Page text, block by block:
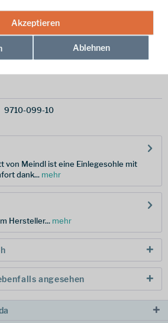
1-3 Werktage
Warenkorb
9710-099-10
von Meindl ist eine Einlegesohle mit
dank... mehr
Hersteller... mehr
angesehen
Akzeptieren
Ablehnen